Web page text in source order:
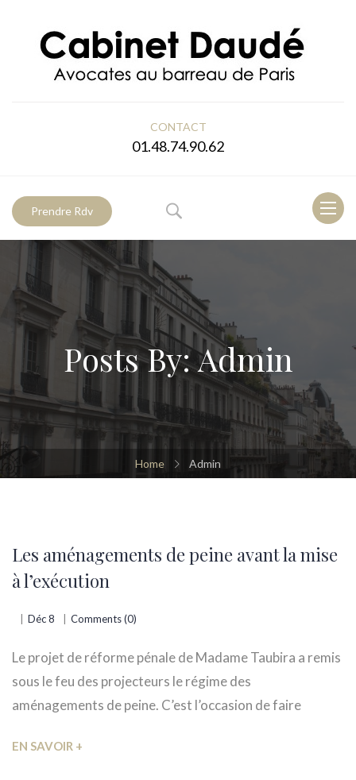
CONTACT
01.48.74.90.62
Toggle
Prendre Rdv
Posts By:Admin
Home Admin
Les aménagements de peine avant la mise
à l’exécution
Déc 8 Comments (0)
Le projet de réforme pénale de Madame Taubira a remis
sous le feu des projecteurs le régime des
aménagements de peine. C’est l’occasion de faire
EN SAVOIR +